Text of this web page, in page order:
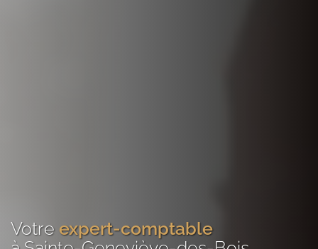
Votre expert-comptable